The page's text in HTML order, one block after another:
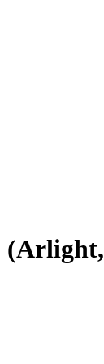
(Arlight,